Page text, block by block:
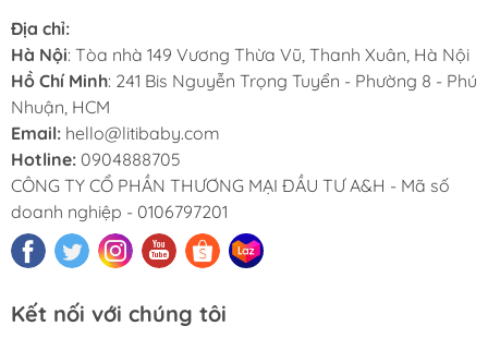
Địa chỉ:
Hà Nội: Tòa nhà 149 Vương Thừa Vũ, Thanh Xuân, Hà Nội
Hồ Chí Minh: 241 Bis Nguyễn Trọng Tuyển - Phường 8 - Phú
Nhuận, HCM
Email: hello@litibaby.com
Hotline: 0904888705
CÔNG TY CỔ PHẦN THƯƠNG MẠI ĐẦU TƯ A&H - Mã số
doanh nghiệp - 0106797201
Kết nối với chúng tôi